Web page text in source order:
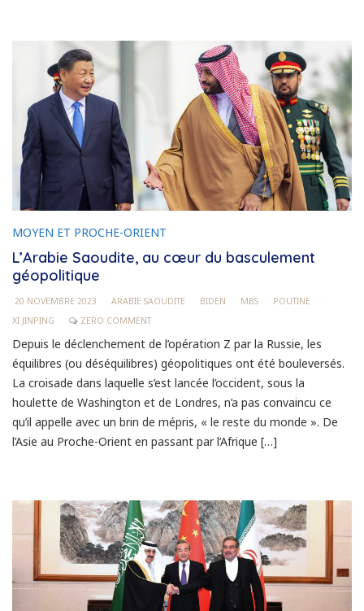
MOYEN ET PROCHE-ORIENT
L’Arabie Saoudite, au cœur du basculement
géopolitique
20 NOVEMBRE 2023 ARABIE SAOUDITE BIDEN MBS
POUTINE
XI JINPING
ZERO COMMENT
Depuis le déclenchement de l’opération Z par la Russie, les
équilibres (ou déséquilibres) géopolitiques ont été bouleversés.
La croisade dans laquelle s’est lancée l’occident, sous la
houlette de Washington et de Londres, n’a pas convaincu ce
qu’il appelle avec un brin de mépris, « le reste du monde ». De
l’Asie au Proche-Orient en passant par l’Afrique […]